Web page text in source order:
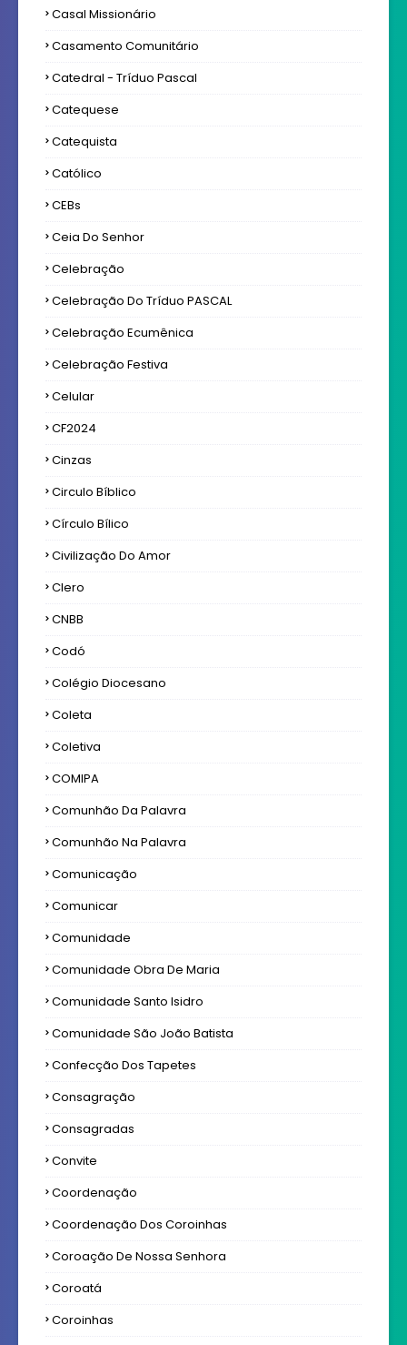
Casal Missionário
Casamento Comunitário
Catedral - Tríduo Pascal
Catequese
Catequista
Católico
CEBs
Ceia Do Senhor
Celebração
Celebração Do Tríduo PASCAL
Celebração Ecumênica
Celebração Festiva
Celular
CF2024
Cinzas
Circulo Bíblico
Círculo Bílico
Civilização Do Amor
Clero
CNBB
Codó
Colégio Diocesano
Coleta
Coletiva
COMIPA
Comunhão Da Palavra
Comunhão Na Palavra
Comunicação
Comunicar
Comunidade
Comunidade Obra De Maria
Comunidade Santo Isidro
Comunidade São João Batista
Confecção Dos Tapetes
Consagração
Consagradas
Convite
Coordenação
Coordenação Dos Coroinhas
Coroação De Nossa Senhora
Coroatá
Coroinhas